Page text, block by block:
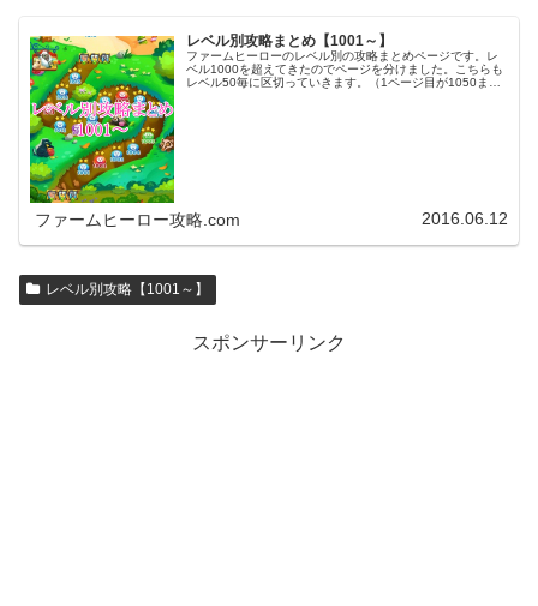
レベル別攻略まとめ【1001～】
ファームヒーローのレベル別の攻略まとめページです。レ
ベル1000を超えてきたのでページを分けました。こちらも
レベル50毎に区切っていきます。（1ページ目が1050ま
ファームヒーロー攻略.com 2016.06.12
レベル別攻略【1001～】
スポンサーリンク